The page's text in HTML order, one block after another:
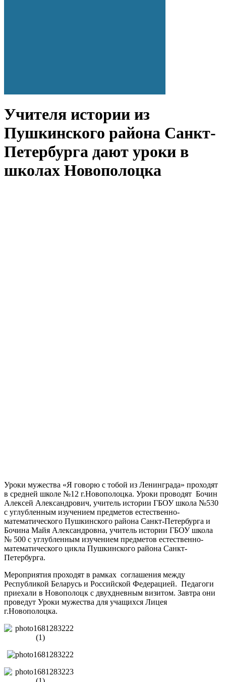
Учителя истории из
Пушкинского района Санкт-
Петербурга дают уроки в
школах Новополоцка
Уроки мужества «Я говорю с тобой из Ленинграда» проходят
в средней школе №12 г.Новополоцка. Уроки проводят Бочин
Алексей Александрович, учитель истории ГБОУ школа №530
с углубленным изучением предметов естественно-
математического Пушкинского района Санкт-Петербурга и
Бочина Майя Александровна, учитель истории ГБОУ школа
№ 500 с углубленным изучением предметов естественно-
математического цикла Пушкинского района Санкт-
Петербурга.
Мероприятия проходят в рамках соглашения между
Республикой Беларусь и Российской Федерацией. Педагоги
приехали в Новополоцк с двухдневным визитом. Завтра они
проведут Уроки мужества для учащихся Лицея
г.Новополоцка.